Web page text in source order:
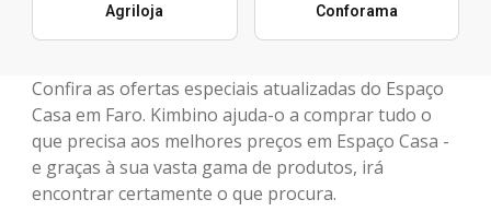
Agriloja Conforama
Confira as ofertas especiais atualizadas do Espaço
Casa em Faro. Kimbino ajuda-o a comprar tudo o
que precisa aos melhores preços em Espaço Casa -
e graças à sua vasta gama de produtos, irá
encontrar certamente o que procura.